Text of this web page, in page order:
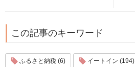
この記事のキーワード
ふるさと納税 (6) イートイン (194)